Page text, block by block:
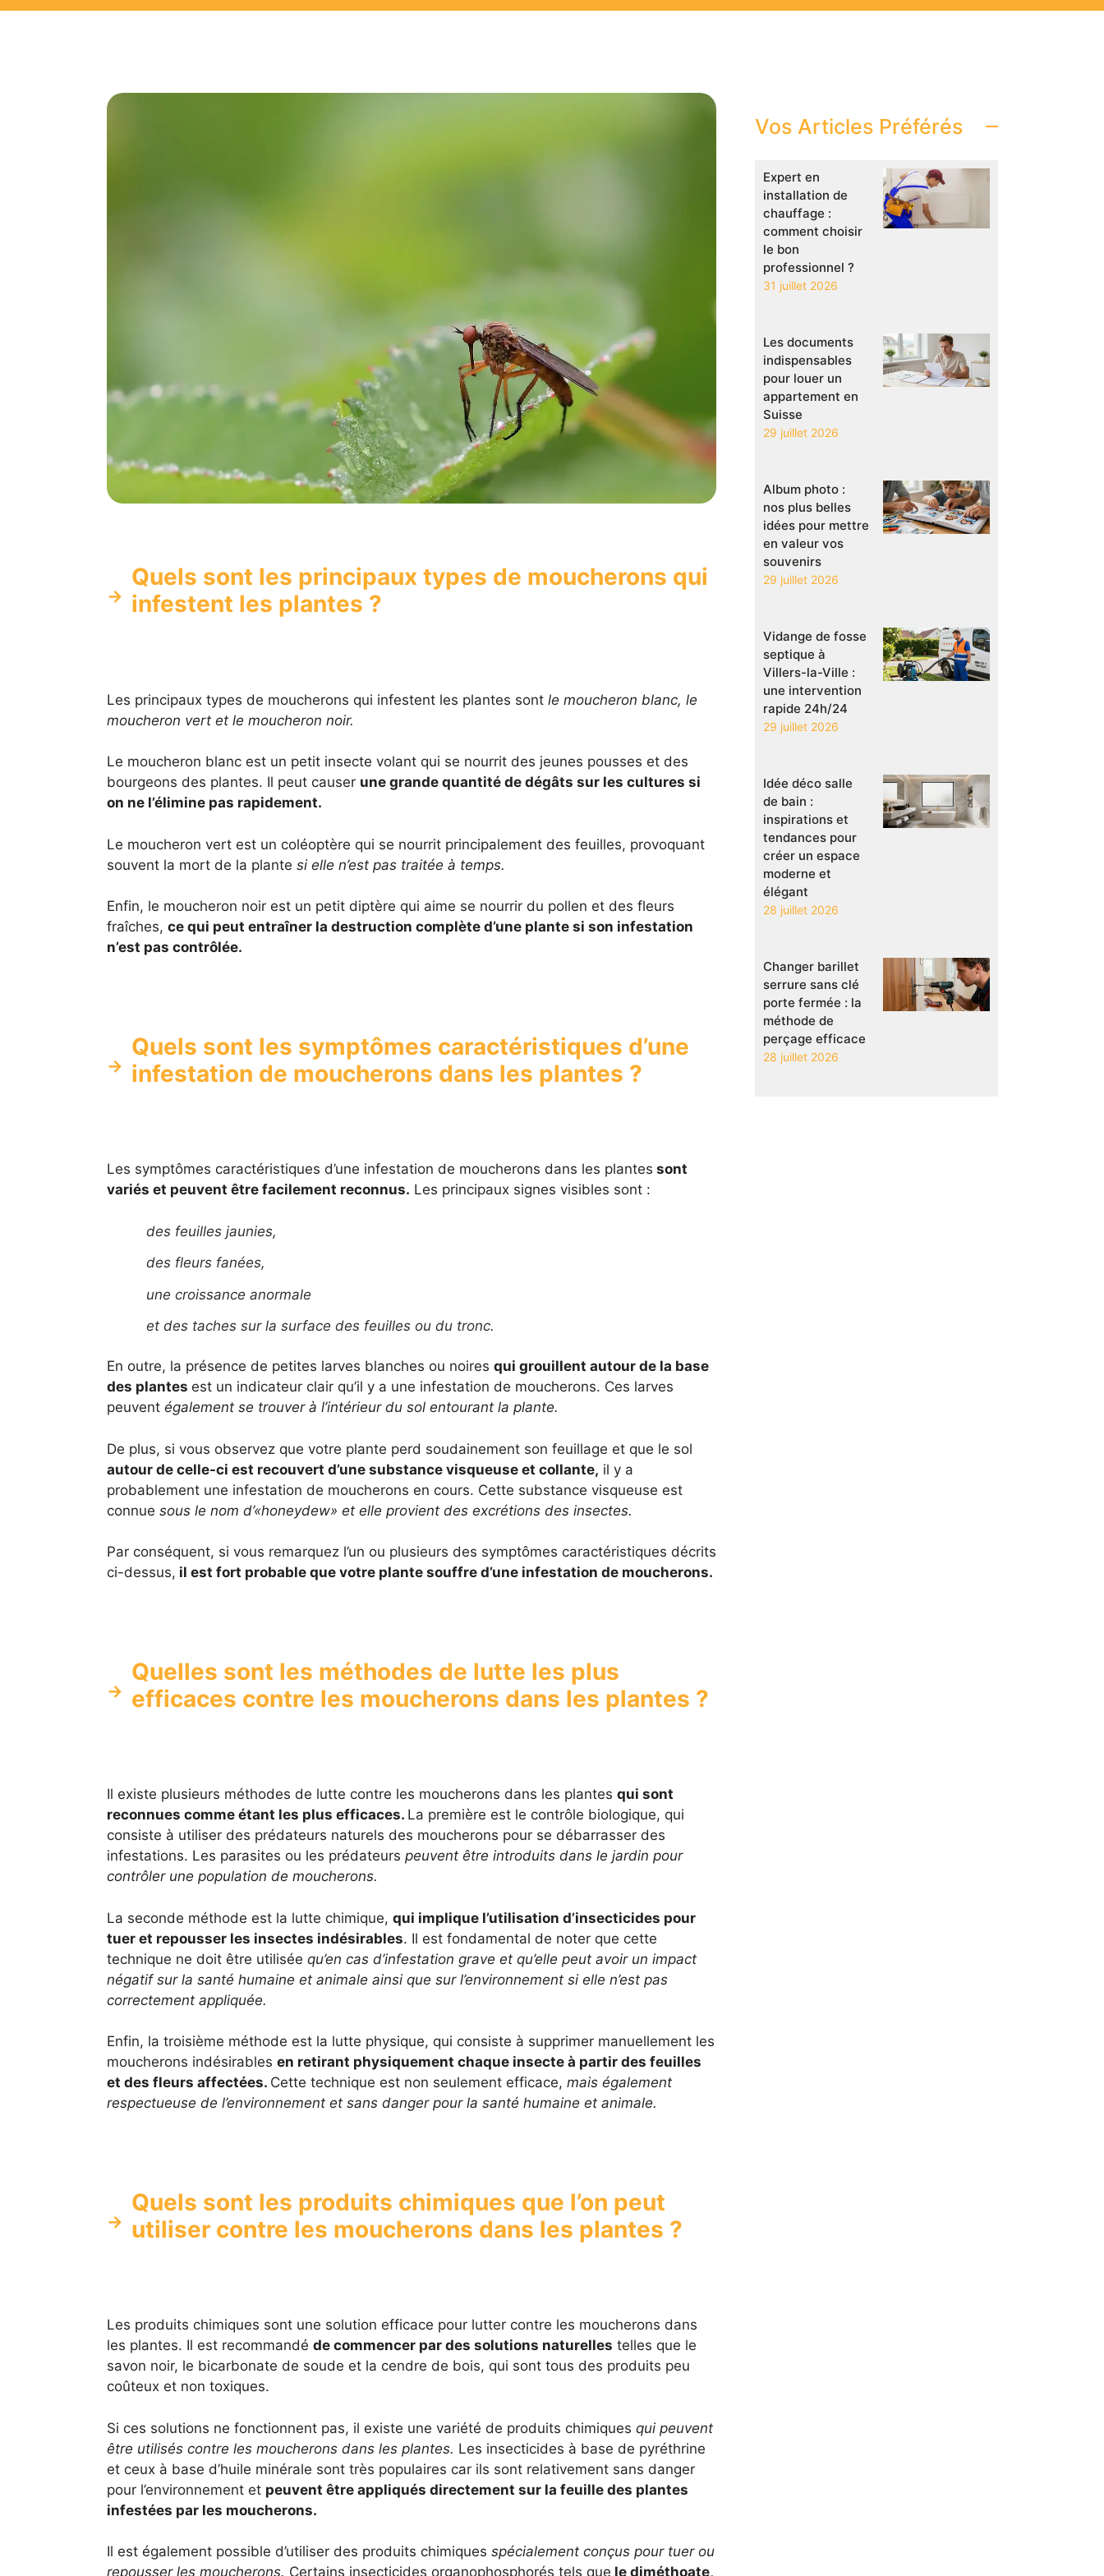
Quels sont les principaux types de moucherons qui
infestent les plantes ?
Les principaux types de moucherons qui infestent les plantes sont le moucheron blanc, le
moucheron vert et le moucheron noir.
Le moucheron blanc est un petit insecte volant qui se nourrit des jeunes pousses et des
bourgeons des plantes. Il peut causer une grande quantité de dégâts sur les cultures si
on ne l’élimine pas rapidement.
Le moucheron vert est un coléoptère qui se nourrit principalement des feuilles, provoquant
souvent la mort de la plante si elle n’est pas traitée à temps.
Enfin, le moucheron noir est un petit diptère qui aime se nourrir du pollen et des fleurs
fraîches, ce qui peut entraîner la destruction complète d’une plante si son infestation
n’est pas contrôlée.
Quels sont les symptômes caractéristiques d’une
infestation de moucherons dans les plantes ?
Les symptômes caractéristiques d’une infestation de moucherons dans les plantes sont
variés et peuvent être facilement reconnus. Les principaux signes visibles sont :
des feuilles jaunies,
des fleurs fanées,
une croissance anormale
et des taches sur la surface des feuilles ou du tronc.
En outre, la présence de petites larves blanches ou noires qui grouillent autour de la base
des plantes est un indicateur clair qu’il y a une infestation de moucherons. Ces larves
peuventégalement se trouver à l’intérieur du sol entourant la plante.
De plus, si vous observez que votre plante perd soudainement son feuillage et que le sol
autour de celle-ci est recouvert d’une substance visqueuse et collante, il y a
probablement une infestation de moucherons en cours. Cette substance visqueuse est
connue sous le nom d’«honeydew» et elle provient des excrétions des insectes.
Par conséquent, si vous remarquez l’un ou plusieurs des symptômes caractéristiques décrits
ci-dessus, il est fort probable que votre plante souffre d’une infestation de moucherons.
Quelles sont les méthodes de lutte les plus
efficaces contre les moucherons dans les plantes ?
Il existe plusieurs méthodes de lutte contre les moucherons dans les plantes qui sont
reconnues comme étant les plus efficaces. La première est le contrôle biologique, qui
consiste à utiliser des prédateurs naturels des moucherons pour se débarrasser des
infestations. Les parasites ou les prédateurs peuvent être introduits dans le jardin pour
contrôler une population de moucherons.
La seconde méthode est la lutte chimique, qui implique l’utilisation d’insecticides pour
tuer et repousser les insectes indésirables. Il est fondamental de noter que cette
technique ne doit être utilisée qu’en cas d’infestation grave et qu’elle peut avoir un impact
négatif sur la santé humaine et animale ainsi que sur l’environnement si elle n’est pas
correctement appliquée.
Enfin, la troisième méthode est la lutte physique, qui consiste à supprimer manuellement les
moucherons indésirables en retirant physiquement chaque insecte à partir des feuilles
et des fleurs affectées. Cette technique est non seulement efficace, mais également
respectueuse de l’environnement et sans danger pour la santé humaine et animale.
Quels sont les produits chimiques que l’on peut
utiliser contre les moucherons dans les plantes ?
Les produits chimiques sont une solution efficace pour lutter contre les moucherons dans
les plantes. Il est recommandé de commencer par des solutions naturelles telles que le
savon noir, le bicarbonate de soude et la cendre de bois, qui sont tous des produits peu
coûteux et non toxiques.
Si ces solutions ne fonctionnent pas, il existe une variété de produits chimiques qui peuvent
être utilisés contre les moucherons dans les plantes. Les insecticides à base de pyréthrine
et ceux à base d’huile minérale sont très populaires car ils sont relativement sans danger
pour l’environnement et peuvent être appliqués directement sur la feuille des plantes
infestées par les moucherons.
Il est également possible d’utiliser des produits chimiques spécialement conçus pour tuer ou
repousser les moucherons. Certains insecticides organophosphorés tels que le diméthoate,
Vos Articles Préférés
Expert en
installation de
chauffage :
comment choisir
le bon
professionnel ?
31 juillet 2026
Les documents
indispensables
pour louer un
appartement en
Suisse
29 juillet 2026
Album photo :
nos plus belles
idées pour mettre
en valeur vos
souvenirs
29 juillet 2026
Vidange de fosse
septique à
Villers-la-Ville :
une intervention
rapide 24h/24
29 juillet 2026
Idée déco salle
de bain :
inspirations et
tendances pour
créer un espace
moderne et
élégant
28 juillet 2026
Changer barillet
serrure sans clé
porte fermée : la
méthode de
perçage efficace
28 juillet 2026